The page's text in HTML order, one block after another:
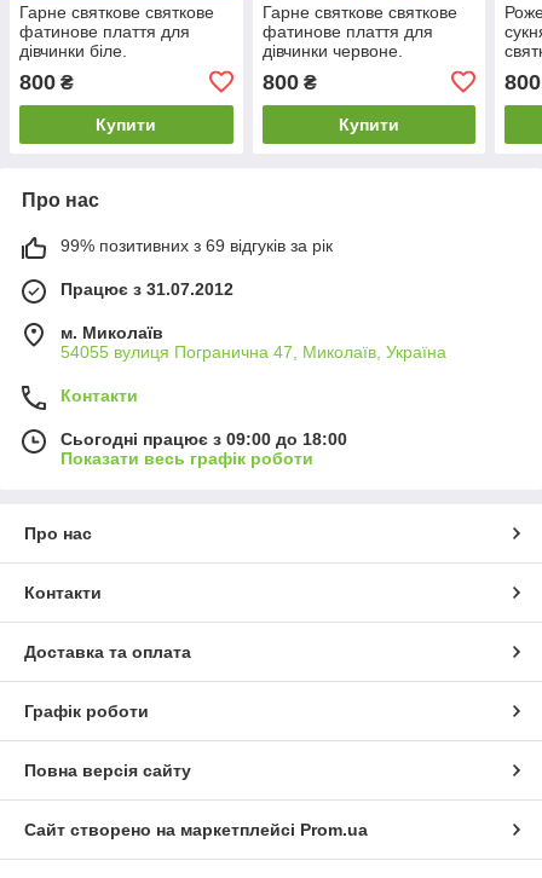
Гарне святкове святкове
фатинове плаття для
дівчинки біле.
800 ₴
Купити
Гарне святкове святкове
фатинове плаття для
дівчинки червоне.
800₴
Купити
800
Про нас
99% позитивних з 69 відгуків за рік
Працює з 31.07.2012
м. Миколаїв
54055 вулиця Погранична 47, Миколаїв, Україна
Контакти
Сьогодні працює з 09:00 до 18:00
Показати весь графік роботи
Про нас
Контакти
Доставка та оплата
Графік роботи
Повна версія сайту
Сайт створено на маркетплейсі Prom.ua